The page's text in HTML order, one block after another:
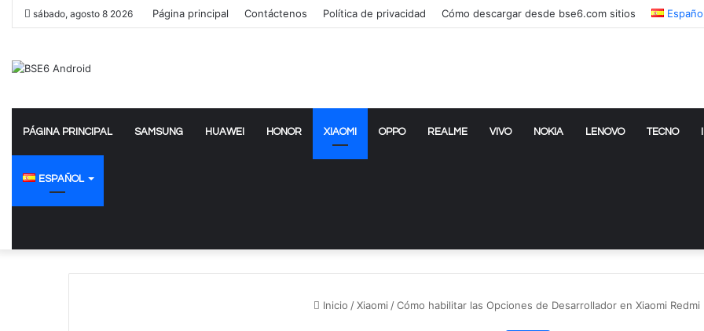
sábado, agosto 8 2026 Página principal Contáctenos Política de privacidad Cómo descargar desde bse6.com sitios
PÁGINA PRINCIPAL SAMSUNG HUAWEI HONOR XIAOMI OPPO REALME VIVO NOKIA LENOVO TECNO
ESPAÑOL
Inicio /Xiaomi /Cómo habilitar las Opciones de Desarrollador en Xiaomi